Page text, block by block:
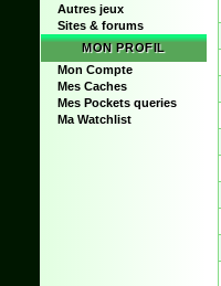
Autres jeux
Sites & forums
MON PROFIL
Mon Compte
Mes Caches
Mes Pockets queries
Ma Watchlist